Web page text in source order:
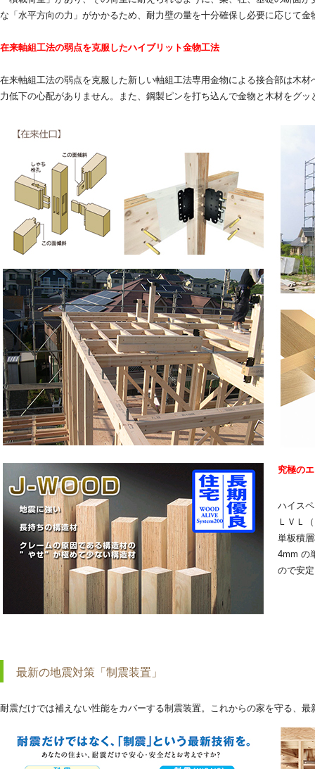
な「水平方向の力」がかかるため、耐力壁の量を十分確保し必要に応じて
在来軸組工法の弱点を克服したハイブリット金物工法
在来軸組工法の弱点を克服した新しい軸組工法専用金物による接合部は木
力低下の心配がありません。また、鋼製ピンを打ち込んで金物と木材をグ
究極の
ハイス
ＬＶＬ
単板積
4mm の
ので安
最新の地震対策「制震装置」
耐震だけでは補えない性能をカバーする制震装置。これからの家を守る、最